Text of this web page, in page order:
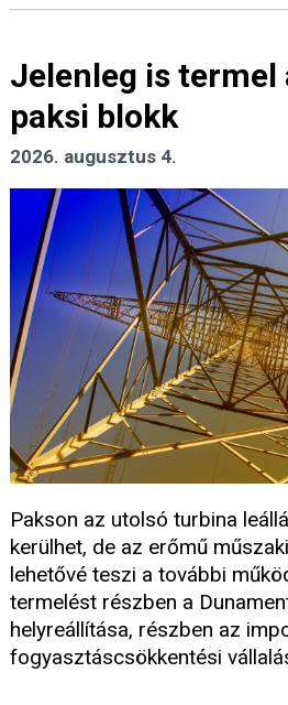
Jelenleg is termel
paksi blokk
2026. augusztus 4.
Pakson az utolsó turbina
kerülhet, de az erőmű
lehetővé teszi a további
termelést részben a
helyreállítása, részben az
fogyasztáscsökkentési